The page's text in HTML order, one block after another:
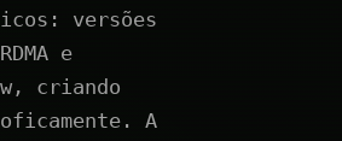
versões
e
criando
A